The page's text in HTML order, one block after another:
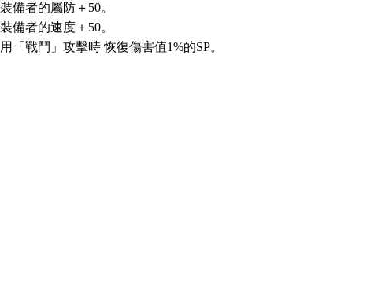
裝備者的屬防＋50。
裝備者的速度＋50。
用「戰鬥」攻擊時 恢復傷害值1%的SP。